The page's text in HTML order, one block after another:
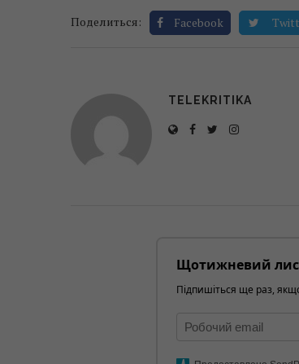
Поделиться: Facebook
TELEKRITIKA
Щотижневий
Підпишіться ще раз,